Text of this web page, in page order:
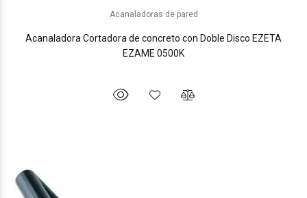
Acanaladoras de pared
Acanaladora Cortadora de concreto con Doble Disco EZETA
EZAME 0500K